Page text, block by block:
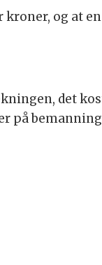
kroner, og at
det
på